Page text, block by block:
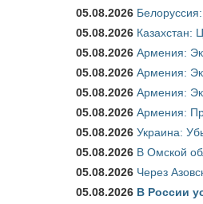
05.08.2026
05.08.2026 Казахстан:
05.08.2026 Армения:
05.08.2026 Армения:
05.08.2026 Армения:
05.08.2026 Армения:
05.08.2026 Украина:
05.08.2026 В Омской
05.08.2026 Через
05.08.2026 В России